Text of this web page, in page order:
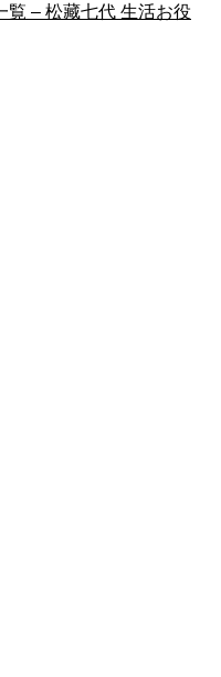
覧 – 松藏七代 生活お役